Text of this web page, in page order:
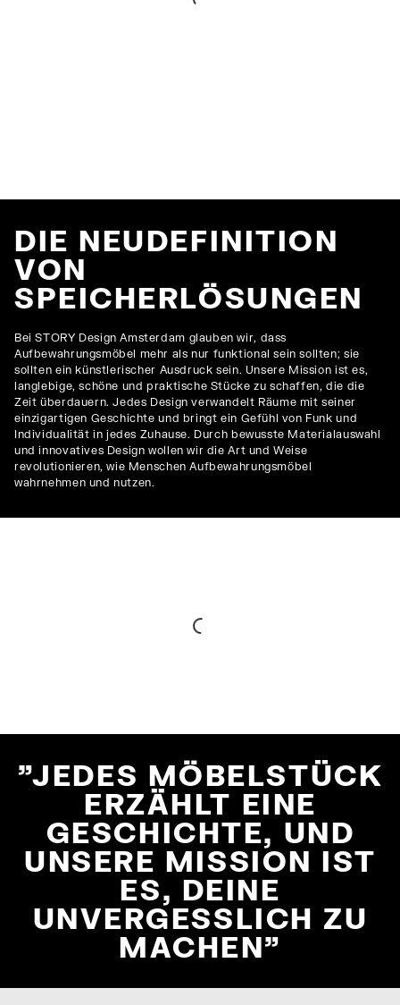
DIE NEUDEFINITION
VON
SPEICHERLÖSUNGEN
Bei STORY Design Amsterdam glauben wir, dass
Aufbewahrungsmöbel mehr als nur funktional sein sollten; sie
sollten ein künstlerischer Ausdruck sein. Unsere Mission ist es,
langlebige, schöne und praktische Stücke zu schaffen, die die
Zeit überdauern. Jedes Design verwandelt Räume mit seiner
einzigartigen Geschichte und bringt ein Gefühl von Funk und
Individualität in jedes Zuhause. Durch bewusste Materialauswahl
und innovatives Design wollen wir die Art und Weise
revolutionieren, wie Menschen Aufbewahrungsmöbel
wahrnehmen und nutzen.
"JEDES MÖBELSTÜCK
ERZÄHLT EINE
GESCHICHTE, UND
UNSERE MISSION IST
ES, DEINE
UNVERGESSLICH ZU
MACHEN"